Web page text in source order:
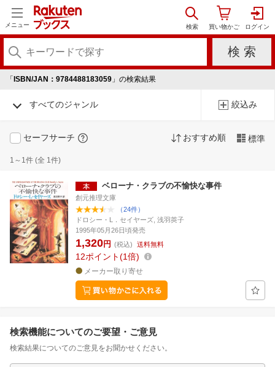
メニュー
「 ISBN/JAN：9784488183059 」の検索結果
すべてのジャンル 絞込み
セーフサーチ おすすめ順 標準
1～1件 (全 1件)
ベローナ・クラブの不愉快な事件
創元推理文庫
（24件）
ドロシー・L．セイヤーズ, 浅羽莢子
1995年05月26日頃発売
1,320円 (税込) 送料無料
12ポイント 1倍
メーカー取り寄せ
検索機能についてのご要望・ご意見
検索結果についてのご意見をお聞かせください。